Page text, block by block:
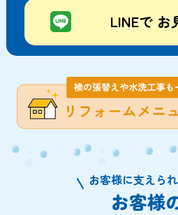
LINEで お
お客様に支えら
お客様